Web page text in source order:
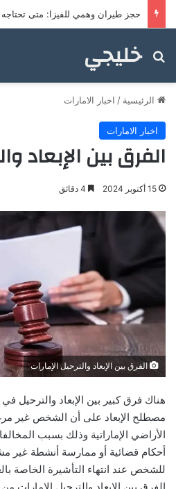
خليجي
بحث عن
الرئيسية / اخبار الامارات
اخبار الامارات
الفرق بين الإبعاد
15 أكتوبر 2024
الفرق بين الإبعاد والترحيل الإمارات
هناك فرق كبير بين الإبعاد والترحيل
مصطلح الإبعاد على أن الشخص غير
الأراضي الإماراتية وذلك بسبب
أحكام قضائية أو ممارسة أنشطة غير
للشخص عند انتهاء التأشيرة الخاصة